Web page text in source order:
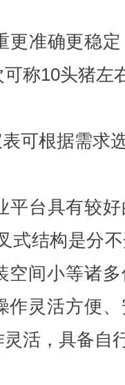
准确更稳定
称10头猪左
可根据需求
台具有较好
式结构是分
空间小等诸
作灵活方便
活，具备自